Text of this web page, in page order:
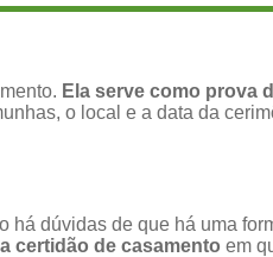
Ela serve como prova
o local e a data da
dúvidas de que há uma
certidão de casamento em